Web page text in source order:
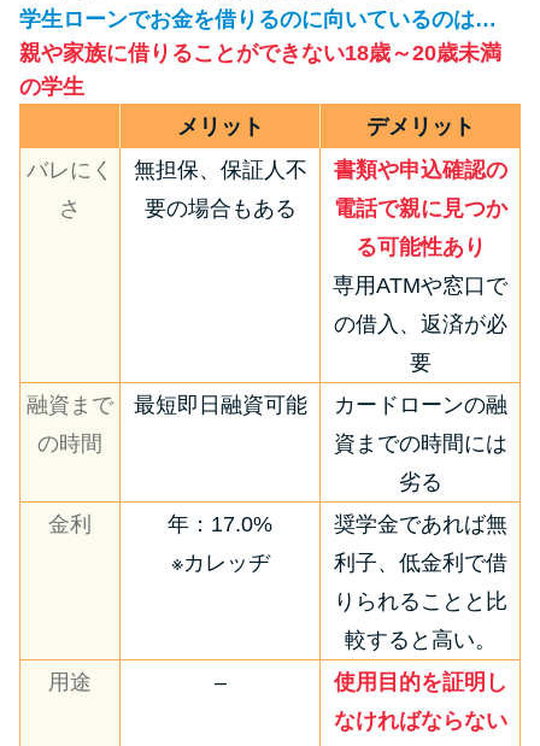
学生ローンでお金を借りるのに向いているのは…
親や家族に借りることができない18歳～20歳未満
の学生
メリット
デメリット
バレにく
さ
無担保、保証人不
要の場合もある
書類や申込確認の
電話で親に見つか
る可能性あり
専用ATMや窓口で
の借入、返済が必
要
融資まで
の時間
最短即日融資可能
カードローンの融
資までの時間には
劣る
金利
年：17.0%
※カレッヂ
奨学金であれば無
利子、低金利で借
りられることと比
較すると高い。
用途
–
使用目的を証明し
なければならない